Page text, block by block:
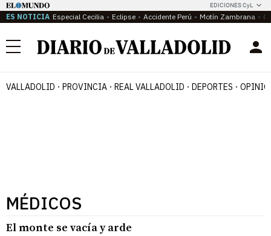
EDICIONES CyL
ES NOTICIA Especial Cecilia Eclipse Accidente Perú Motín Zambrana
Menú
VALLADOLID PROVINCIA REAL VALLADOLID DEPORTES
MÉDICOS
El monte se vacía y arde